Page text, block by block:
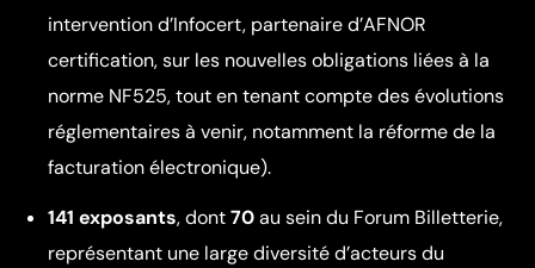
intervention d’Infocert, partenaire d’AFNOR
certification, sur les nouvelles obligations liées à la
norme NF525, tout en tenant compte des évolutions
réglementaires à venir, notamment la réforme de la
facturation électronique).
141 exposants, dont70au sein du Forum Billetterie,
représentant une large diversité d’acteurs du